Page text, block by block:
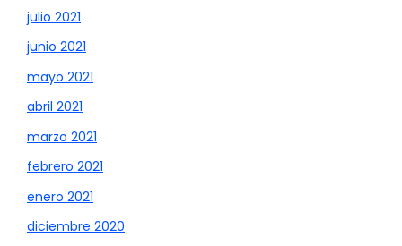
julio 2021
junio 2021
mayo 2021
abril 2021
marzo 2021
febrero 2021
enero 2021
diciembre 2020